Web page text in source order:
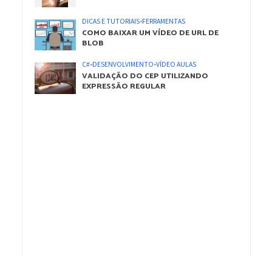
DICAS E TUTORIAIS•FERRAMENTAS
COMO BAIXAR UM VÍDEO DE URL DE
BLOB
C#•DESENVOLVIMENTO•VÍDEO AULAS
VALIDAÇÃO DO CEP UTILIZANDO
EXPRESSÃO REGULAR